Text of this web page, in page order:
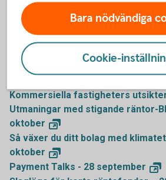
Spara schysst i fonder med fokus
november
Payment Talks - 23november
Bostadsköparskolan - 1
november
Spara i fonder och aktier – tips
Kommersiella fastigheters
Utmaningar med stigande räntor-
oktober
Så växer du ditt bolag med
oktober
Payment Talks - 28 september
Bara nödvändiga
Cookie-